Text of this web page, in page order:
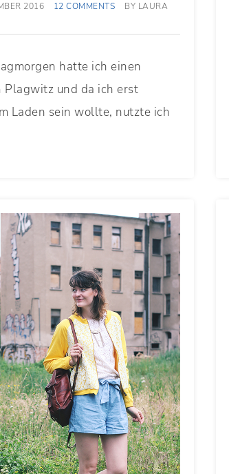
2016 12 COMMENTS BY LAURA
hatte ich einen
Plagwitz und da ich erst
Laden sein wollte, nutzte ich